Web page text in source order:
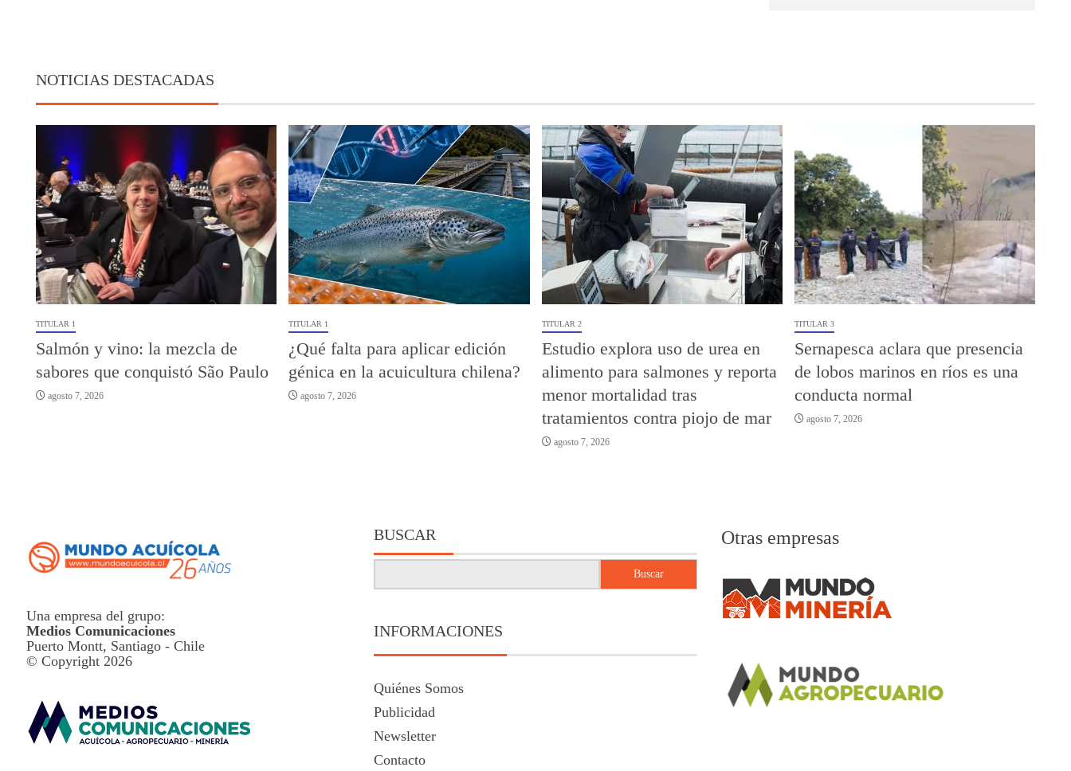
NOTICIAS DESTACADAS
TITULAR 1
Salmón y vino: la mezcla de
sabores que conquistó São Paulo
agosto 7, 2026
TITULAR 1
¿Qué falta para aplicar edición
génica en la acuicultura chilena?
agosto 7, 2026
TITULAR 2
Estudio explora uso de urea en
alimento para salmones y reporta
menor mortalidad tras
tratamientos contra piojo de mar
agosto 7, 2026
TITULAR 3
Sernapesca aclara que presencia
de lobos marinos en ríos es una
conducta normal
agosto 7, 2026
Una empresa del grupo:
Medios Comunicaciones
Puerto Montt, Santiago - Chile
© Copyright 2026
BUSCAR
Buscar
INFORMACIONES
Quiénes Somos
Publicidad
Newsletter
Contacto
Otras empresas